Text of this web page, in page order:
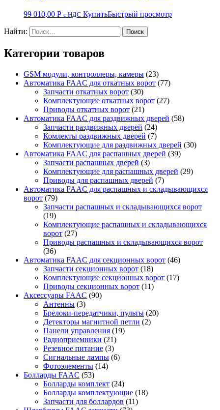
99 010,00 Р с НДС КупитьБыстрый просмотр
Найти:
Категории товаров
GSM модули, контроллеры, камеры (23)
Автоматика FAAC для откатных ворот (77)
Запчасти откатных ворот (30)
Комплектующие откатных ворот (27)
Приводы откатных ворот (21)
Автоматика FAAC для раздвижных дверей (58)
Запчасти раздвижных дверей (24)
Комлекты раздвижных дверей (7)
Комплектующие для раздвижных дверей (30)
Автоматика FAAC для распашных дверей (39)
Запчасти распашных дверей (3)
Комплектующие для распашных дверей (29)
Приводы для распашных дверей (7)
Автоматика FAAC для распашных и складывающихся
ворот (79)
Запчасти распашных и складывающихся ворот
(19)
Комплектующие распашных и складывающихся
ворот (27)
Приводы распашных и складывающихся ворот
(36)
Автоматика FAAC для секционных ворот (46)
Запчасти секционных ворот (18)
Комплектующие секционных ворот (17)
Приводы секционных ворот (11)
Аксессуары FAAC (90)
Антенны (3)
Брелоки-передатчики, пульты (20)
Детекторы магнитной петли (2)
Панели управления (19)
Радиоприемники (21)
Резевное питание (3)
Сигнальные лампы (6)
Фотоэлементы (14)
Болларды FAAC (53)
Болларды комплект (24)
Болларды комплектующие (18)
Запчасти для боллардов (11)